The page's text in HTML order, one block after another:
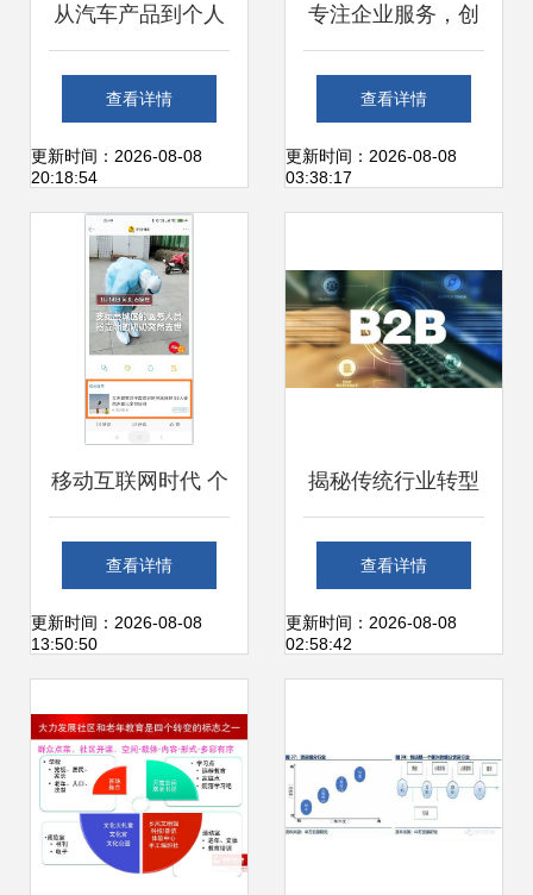
从汽车产品到个人
交通服务 互联网造
车的渐进过程分析
查看详情
更新时间：2026-08-08
20:18:54
专注企业服务，创
蓝253再次登榜中
国互联网百强企业
化
查看详情
更新时间：2026-08-08
03:38:17
移动互联网时代 个
人如何打造一款新
闻资讯类产品
查看详情
更新时间：2026-08-08
13:50:50
揭秘传统行业转型
互联网的顶层设计
与实践路径
查看详情
更新时间：2026-08-08
02:58:42